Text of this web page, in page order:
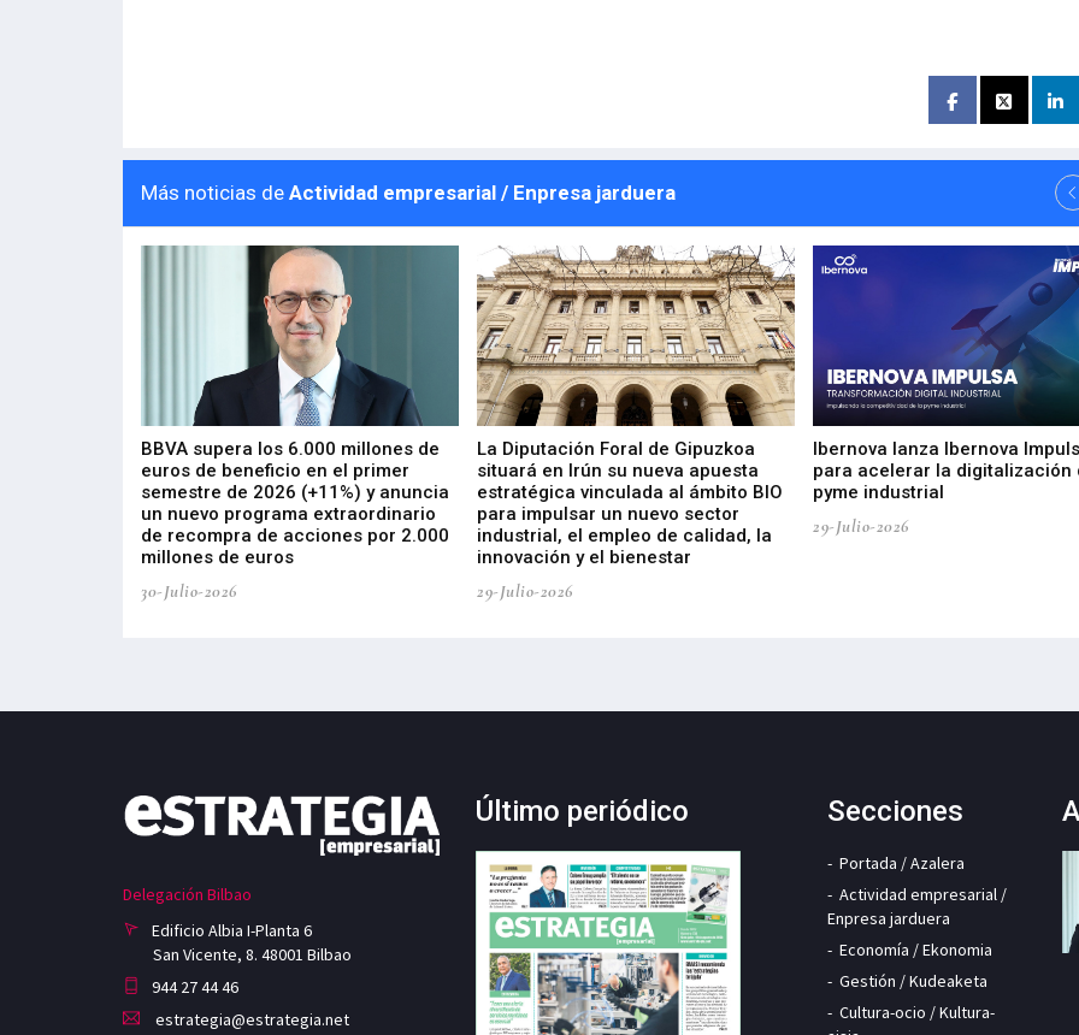
Más noticias de Actividad empresarial / Enpresa jarduera
BBVA supera los 6.000 millones de
euros de beneficio en el primer
semestre de 2026 (+11%) y anuncia
un nuevo programa extraordinario
de recompra de acciones por 2.000
millones de euros
30-Julio-2026
La Diputación Foral de Gipuzkoa
situará en Irún su nueva apuesta
estratégica vinculada al ámbito BIO
para impulsar un nuevo sector
industrial, el empleo de calidad, la
innovación y el bienestar
29-Julio-2026
Ibernova lanza Ibernova
para acelerar la digitalización
pyme industrial
29-Julio-2026
Delegación Bilbao
Edificio Albia I-Planta 6
San Vicente, 8. 48001 Bilbao
944 27 44 46
estrategia@estrategia.net
Último periódico Secciones
Portada / Azalera
Actividad empresarial /
Enpresa jarduera
Economía / Ekonomia
Gestión / Kudeaketa
Cultura-ocio / Kultura-